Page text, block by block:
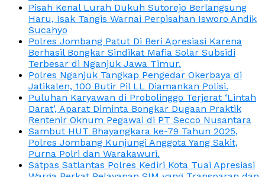
Pisah Kenal Lurah Dukuh Sutorejo Berlangsung
Haru, Isak Tangis Warnai Perpisahan Isworo Andik
Sucahyo
Polres Jombang Patut Di Beri Apresiasi Karena
Berhasil Bongkar Sindikat Mafia Solar Subsidi
Terbesar di Nganjuk Jawa Timur.
Polres Nganjuk Tangkap Pengedar Okerbaya di
Jatikalen, 100 Butir Pil LL Diamankan Polisi.
Puluhan Karyawan di Probolinggo Terjerat ‘Lintah
Darat’, Aparat Diminta Bongkar Dugaan Praktik
Rentenir Oknum Pegawai di PT Secco Nusantara
Sambut HUT Bhayangkara ke-79 Tahun 2025,
Polres Jombang Kunjungi Anggota Yang Sakit,
Purna Polri dan Warakawuri.
Satpas Satlantas Polres Kediri Kota Tuai Apresiasi